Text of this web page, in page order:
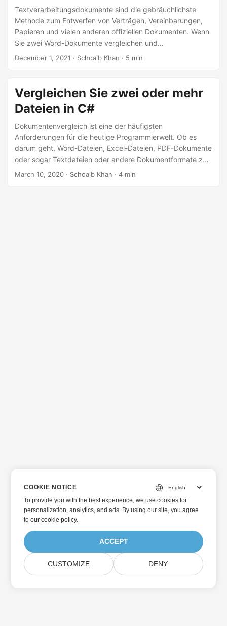
Textverarbeitungsdokumente sind die gebräuchlichste
Methode zum Entwerfen von Verträgen, Vereinbarungen,
Papieren und vielen anderen offiziellen Dokumenten. Wenn
Sie zwei Word-Dokumente vergleichen und
zusammenführen müssen, genau wie die Option zum
tun. In diesem Artikel werden wir diskutieren,
wie man zwei
Word-Dokumente vergleicht und die identifizierten
Unterschiede mit C# hervorhebt
Änderungen annimmt und ablehnt
und mehr als zwei
Dokumente mit C#-Beispielen vergleicht.
December 1, 2021 · Schoaib Khan · 5 min
Vergleichen Sie zwei oder mehr
Dateien in C#
Dokumentenvergleich ist eine der häufigsten
Anforderungen für die heutige Programmierwelt. Ob es
darum geht, Word-Dateien, Excel-Dateien, PDF-Dokumente
oder sogar Textdateien oder andere Dokumentformate zu
vergleichen, Genauigkeit ist der Schlüsselfaktor beim
March 10, 2020 · Schoaib Khan · 4 min
COOKIE NOTICE
To provide you with the best experience, we use cookies for
personalization, analytics, and ads. By using our site, you agree
toour cookie policy.
ACCEPT
CUSTOMIZE DENY